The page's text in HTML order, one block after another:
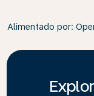
Alimentado por: